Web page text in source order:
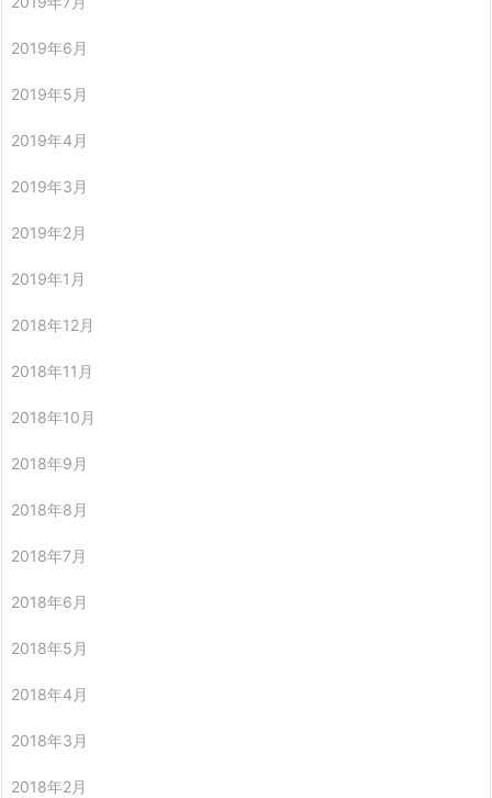
2019年6月
2019年5月
2019年4月
2019年3月
2019年2月
2019年1月
2018年12月
2018年11月
2018年10月
2018年9月
2018年8月
2018年7月
2018年6月
2018年5月
2018年4月
2018年3月
2018年2月